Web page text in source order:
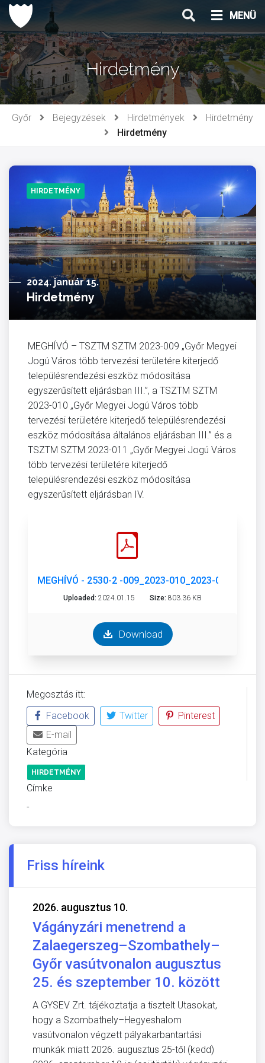
Ugrás
tartalomhoz
MENÜ
Hirdetmény
Győr Bejegyzések Hirdetmények
Hirdetmény
Hirdetmény
HIRDETMÉNY
2024. január 15.
Hirdetmény
MEGHÍVÓ – TSZTM SZTM 2023-009 „Győr Megyei
Jogú Város több tervezési területére kiterjedő
településrendezési eszköz módosítása
egyszerűsített eljárásban III.”, a TSZTM SZTM
2023-010 „Győr Megyei Jogú Város több
tervezési területére kiterjedő településrendezési
eszköz módosítása általános eljárásban III.” és a
TSZTM SZTM 2023-011 „Győr Megyei Jogú Város
több tervezési területére kiterjedő
településrendezési eszköz módosítása
egyszerűsített eljárásban IV.
MEGHÍVÓ - 2530-2 -009_2023-010_2023-011.PDF
Uploaded: 2024.01.15 Size: 803.36 KB
Download
Megosztás itt:
Facebook
Twitter
Pinterest
E-mail
Kategória
HIRDETMÉNY
Címke
-
Friss híreink
2026. augusztus 10.
Vágányzári menetrend a
Zalaegerszeg–Szombathely–
Győr vasútvonalon augusztus
25. és szeptember 10. között
A GYSEV Zrt. tájékoztatja a tisztelt Utasokat,
hogy a Szombathely–Hegyeshalom
vasútvonalon végzett pályakarbantartási
munkák miatt 2026. augusztus 25-től (kedd)